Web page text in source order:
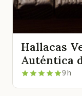
Hallacas
Auténtica
9 h